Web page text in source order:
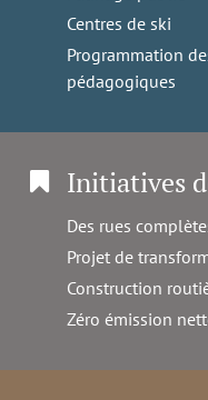
Centres de ski
Programmation
pédagogiques
Initiatives
Des rues
Projet de
Construction
Zéro émission